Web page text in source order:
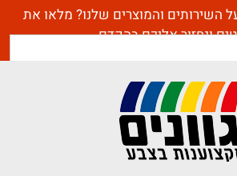
השירותים והמוצרים שלנו? מלאו את
ונחזור אליכם בהקדם